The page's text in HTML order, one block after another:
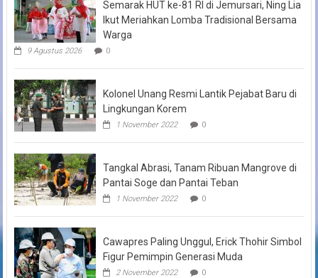
Semarak HUT ke-81 RI di Jemursari, Ning Lia
Ikut Meriahkan Lomba Tradisional Bersama
Warga
9 Agustus 2026 0
Kolonel Unang Resmi Lantik Pejabat Baru di
Lingkungan Korem
1 November 2022 0
Tangkal Abrasi, Tanam Ribuan Mangrove di
Pantai Soge dan Pantai Teban
1 November 2022 0
Cawapres Paling Unggul, Erick Thohir Simbol
Figur Pemimpin Generasi Muda
2 November 2022 0